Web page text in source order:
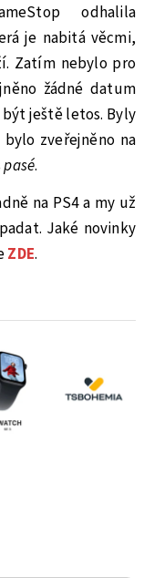
odhalila
je nabitá věcmi,
Zatím nebylo pro
žádné datum
ještě letos. Byly
zveřejněno na
pasé.
na PS4 a my už
Jaké novinky
ZDE.